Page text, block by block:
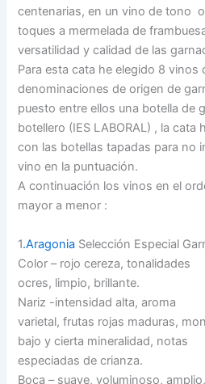
centenarias, en un vino de tono
toques a mermelada de
versatilidad y calidad de las
Para esta cata he elegido 8 vinos
denominaciones de origen de
puesto entre ellos una botella de
botellero (IES LABORAL) , la cata
con las botellas tapadas para no
vino en la puntuación.
A continuación los vinos en el
mayor a menor :
1.Aragonia Selección Especial
Color – rojo cereza, tonalidades
ocres, limpio, brillante.
Nariz -intensidad alta, aroma
varietal, frutas rojas maduras,
bajo y cierta mineralidad, notas
especiadas de crianza.
Boca – suave, voluminoso, amplio,